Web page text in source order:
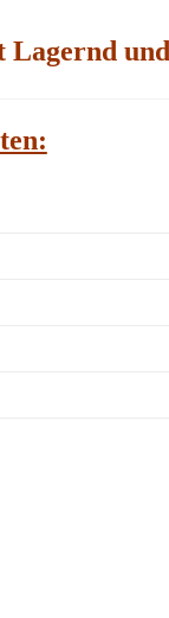
Lagernd